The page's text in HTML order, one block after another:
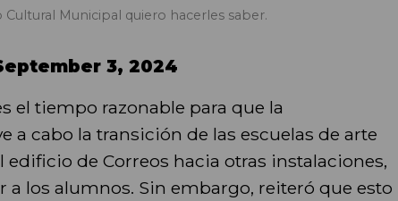
Municipal quiero hacerles saber.
3, 2024
el tiempo razonable para que la
a cabo la transición de las escuelas de arte
de Correos hacia otras instalaciones,
a los alumnos. Sin embargo, reiteró que esto